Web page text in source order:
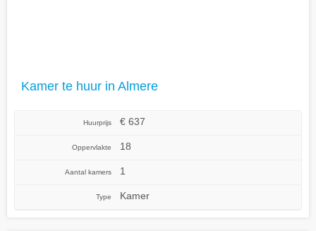
Kamer te huur in Almere
Huurprijs € 637
Oppervlakte 18
Aantal kamers 1
Type Kamer